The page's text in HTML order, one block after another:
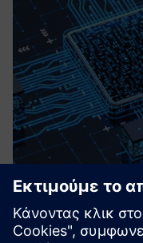
XiL
Services